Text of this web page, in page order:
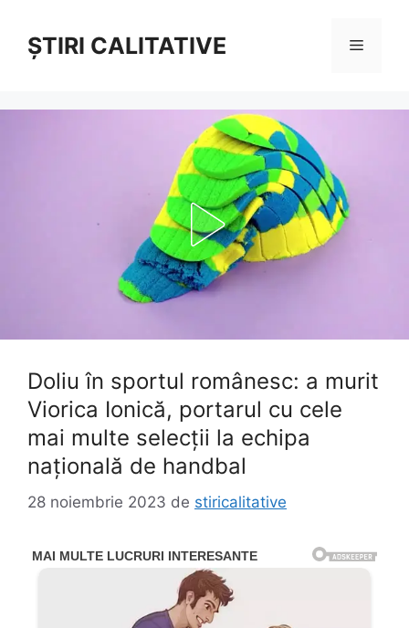
conținutȘTIRI CALITATIVE Meniu
Doliu în sportul românesc: a murit
Viorica Ionică, portarul cu cele
mai multe selecții la echipa
națională de handbal
28 noiembrie 2023 de stiricalitative